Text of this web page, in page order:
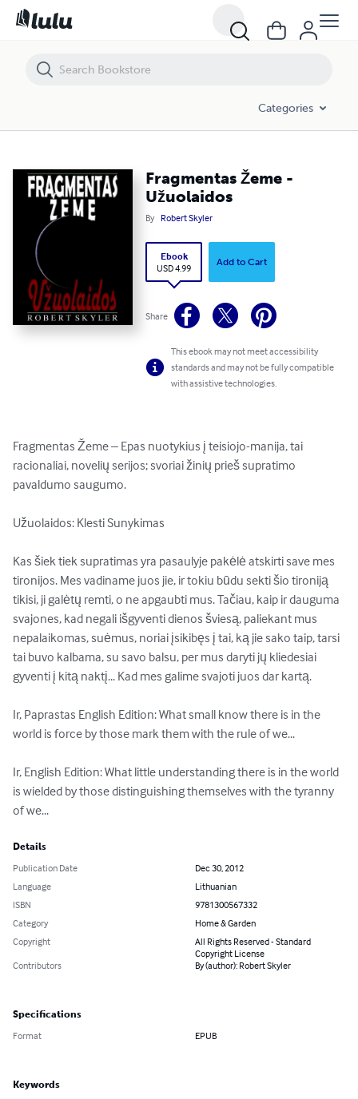
Categories
Fragmentas Žeme -
Užuolaidos
By Robert Skyler
Ebook
USD 4.99
Add to Cart
Share
This ebook may not meet accessibility
standards and may not be fully compatible
with assistive technologies.
Fragmentas Žeme – Epas nuotykius į teisiojo-manija, tai
racionaliai, novelių serijos; svoriai žinių prieš supratimo
pavaldumo saugumo.
Užuolaidos: Klesti Sunykimas
Kas šiek tiek supratimas yra pasaulyje pakėlė atskirti save mes
tironijos. Mes vadiname juos jie, ir tokiu būdu sekti šio tironiją
tikisi, ji galėtų remti, o ne apgaubti mus. Tačiau, kaip ir dauguma
svajones, kad negali išgyventi dienos šviesą, paliekant mus
nepalaikomas, suėmus, noriai įsikibęs į tai, ką jie sako taip, tarsi
tai buvo kalbama, su savo balsu, per mus daryti jų kliedesiai
gyventi į kitą naktį... Kad mes galime svajoti juos dar kartą.
Ir, Paprastas English Edition: What small know there is in the
world is force by those mark them with the rule of we...
Ir, English Edition: What little understanding there is in the world
is wielded by those distinguishing themselves with the tyranny
of we...
Details
Publication Date
Dec 30, 2012
Language
Lithuanian
ISBN
9781300567332
Category
Home & Garden
Copyright
All Rights Reserved - Standard
Copyright License
Contributors
By (author): Robert Skyler
Specifications
Format EPUB
Keywords
Fragmentas Žeme - Užuolaidos